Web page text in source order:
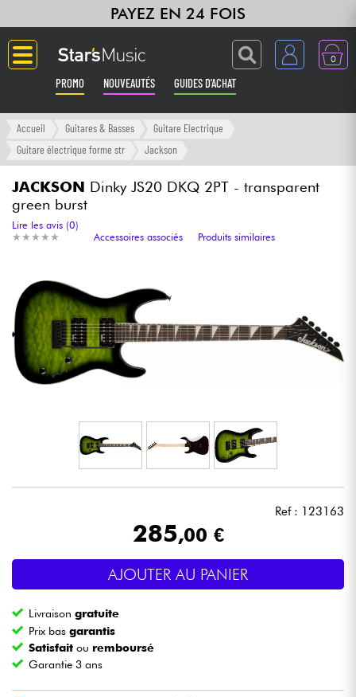
PAYEZ EN 24 FOIS
0
PROMO NOUVEAUTÉS GUIDES D'ACHAT
Langue
Amplis & Effets
Synthés & Sampleurs
Home Studio
Casques
Batteries & Percu
Vents
Violons & Quatuor
Accueil Guitares & Basses
Guitare Electrique
Guitare électrique forme str
Jackson
JACKSON Dinky JS20 DKQ 2PT - transparent
green burst
★ ★ ★ ★ ★
★ ★ ★ ★ ★
Lire les avis (0)
Accessoires associés
Produits similaires
Ref : 123163
285,00 €
AJOUTER AU PANIER
Livraisongratuite
Prix basgarantis
Satisfait ou remboursé
Garantie 3 ans